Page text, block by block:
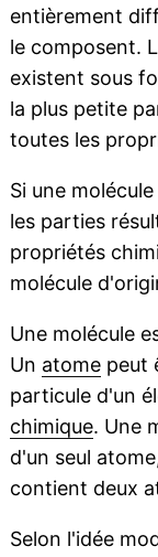
entièrement
le composent.
existent sous
la plus petite
toutes les
Si une
les parties
propriétés
molécule
Une molécule
Un atomepeut
particule d'un
chimique. Une
d'un seul
contient deux
Selon l'idée